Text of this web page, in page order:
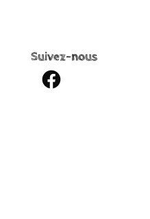
Suivez-nous
Facebook